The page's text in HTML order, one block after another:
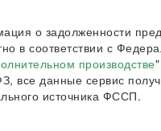
о задолженности
в соответствии с
производстве
все данные сервис
источника ФССП.